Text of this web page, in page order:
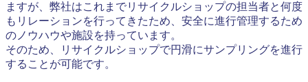
ますが、弊社はこれまでリサイクルショップの担当者と何度
もリレーションを行ってきたため、安全に進行管理するため
のノウハウや施設を持っています。
そのため、リサイクルショップで円滑にサンプリングを進行
することが可能です。